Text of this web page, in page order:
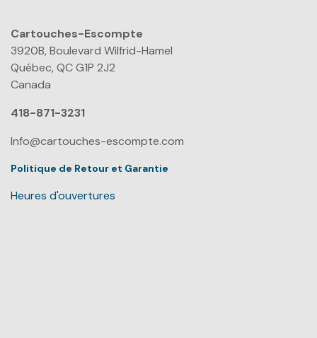
Cartouches-Escompte
3920B, Boulevard Wilfrid-Hamel
Québec, QC G1P 2J2
Canada
418-871-3231
Info@cartouches-escompte.com
Politique de Retour et Garantie
Heures d'ouvertures